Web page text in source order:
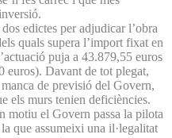
edictes per adjudicar l’obra
quals supera l’import fixat en
puja a 43.879,55 euros
euros). Davant de tot plegat,
de previsió del Govern,
els murs tenien deficiències.
motiu el Govern passa la pilota
que assumeixi una il·legalitat